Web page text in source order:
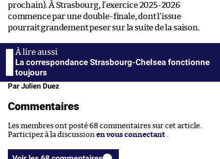
prochain). À Strasbourg, l’exercice 2025-2026
commence par une double-finale, dont l’issue
pourrait grandement peser sur la suite de la saison.
La correspondance Strasbourg-Chelsea fonctionne
toujours
Par Julien Duez
Commentaires
Les membres ont posté 68 commentaires sur cet article.
Participez à la discussion en vous connectant